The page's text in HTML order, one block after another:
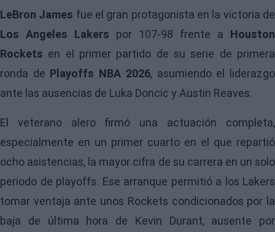
LeBron James fue el gran protagonista en la victoria de
Los Angeles Lakers por 107-98 frente a Houston
Rockets en el primer partido de su serie de primera
ronda de Playoffs NBA 2026, asumiendo el liderazgo
ante las ausencias de Luka Doncic y Austin Reaves.
El veterano alero firmó una actuación completa,
especialmente en un primer cuarto en el que repartió
ocho asistencias, la mayor cifra de su carrera en un solo
periodo de playoffs. Ese arranque permitió a los Lakers
tomar ventaja ante unos Rockets condicionados por la
baja de última hora de Kevin Durant, ausente por